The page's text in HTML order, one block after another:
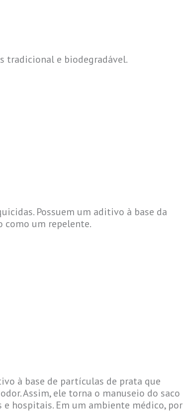
tradicional e biodegradável.
Possuem um aditivo à base da
como um repelente.
à base de partículas de prata que
Assim, ele torna o manuseio do saco
hospitais. Em um ambiente médico, por